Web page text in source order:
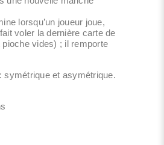
lorsqu’un joueur joue,
voler la dernière carte de
vides) ; il remporte
symétrique et asymétrique.